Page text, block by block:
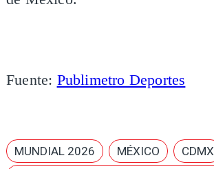
Fuente: Publimetro Deportes
MUNDIAL 2026 MÉXICO
CDMX